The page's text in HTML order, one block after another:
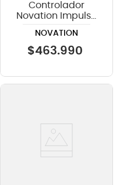
Controlador
Novation Impulse
NOVATION
$463.990